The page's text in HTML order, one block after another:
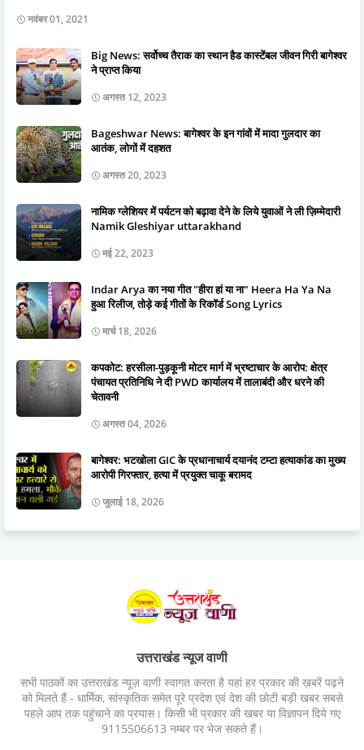
नवंबर 01, 2021
Big News: सर्वोच्च तैराक का स्थान हैड कास्टेंबल जीवन गिरी बागेश्वर
ने प्राप्त किया
अगस्त 12, 2023
Bageshwar News: बागेश्वर के इन गांवों में मादा गुलदार का
आतंक, लोगों में दहशत
अगस्त 20, 2023
नामिक ग्लेशियर में पर्यटन को बढ़ावा देने के लिये युवाओं ने ली ज़िम्मेदारी
Namik Gleshiyar uttarakhand
मई 22, 2023
Indar Arya का नया गीत "हीरा हां या ना" Heera Ha Ya Na
हुआ रिलीज, तोड़े कई गीतों के रिकॉर्ड Song Lyrics
मार्च 18, 2026
कपकोट: हरसीला-पुड़कूनी मोटर मार्ग में भ्रष्टाचार के आरोप: क्षेत्र
पंचायत प्रतिनिधि ने दी PWD कार्यालय में तालाबंदी और धरने की
चेतावनी
अगस्त 04, 2026
बागेश्वर: भटखोला GIC के प्रधानाचार्य दयानंद टम्टा हत्याकांड का मुख्य
आरोपी गिरफ्तार, हत्या में प्रयुक्त चाकू बरामद
जुलाई 18, 2026
उत्तराखंड न्यूज वाणी
सभी पाठकों का उत्तराखंड न्यूज़ वाणी स्वागत करता है यहां हर प्रकार की ख़बरें पढ़ने
को मिलते हैं - धार्मिक, सांस्कृतिक समेत पूरे प्रदेश एवं देश की छोटी बड़ी खबर सबसे
पहले आप तक पहुंचाने का प्रयास। किसी भी प्रकार की खबर या विज्ञापन दिये गए
9115506613 नम्बर पर भेज सकते हैं।